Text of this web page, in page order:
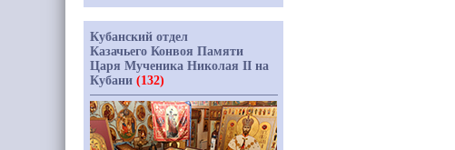
Кубанский отдел
Казачьего Конвоя Памяти
Царя Мученика Николая II на
Кубани (132)